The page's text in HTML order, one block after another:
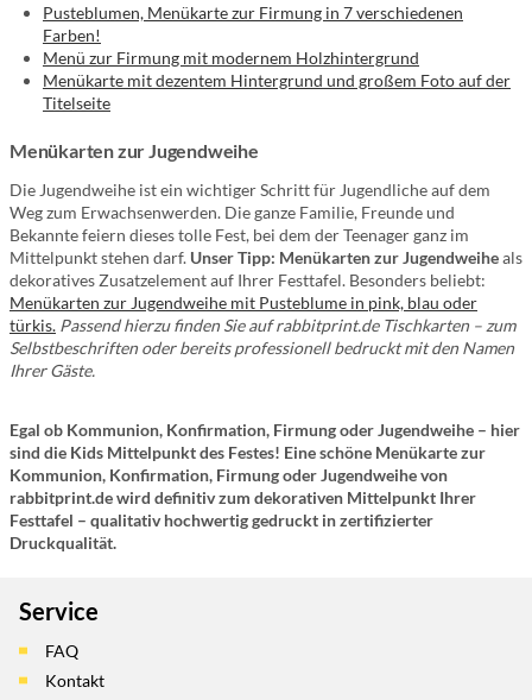
Pusteblumen, Menükarte zur Firmung in 7 verschiedenen
Farben!
Menü zur Firmung mit modernem Holzhintergrund
Menükarte mit dezentem Hintergrund und großem Foto auf der
Titelseite
Menükarten zur Jugendweihe
Die Jugendweihe ist ein wichtiger Schritt für Jugendliche auf dem
Weg zum Erwachsenwerden. Die ganze Familie, Freunde und
Bekannte feiern dieses tolle Fest, bei dem der Teenager ganz im
Mittelpunkt stehen darf. Unser Tipp: Menükarten zur Jugendweiheals
dekoratives Zusatzelement auf Ihrer Festtafel. Besonders beliebt:
Menükarten zur Jugendweihe mit Pusteblume in pink, blau oder
türkis. Passend hierzu finden Sie auf rabbitprint.de Tischkarten – zum
Selbstbeschriften oder bereits professionell bedruckt mit den Namen
Ihrer Gäste.
Egal ob Kommunion, Konfirmation, Firmung oder Jugendweihe – hier
sind die Kids Mittelpunkt des Festes! Eine schöne Menükarte zur
Kommunion, Konfirmation, Firmung oder Jugendweihe von
rabbitprint.de wird definitiv zum dekorativen Mittelpunkt Ihrer
Festtafel – qualitativ hochwertig gedruckt in zertifizierter
Druckqualität.
Service
FAQ
Kontakt